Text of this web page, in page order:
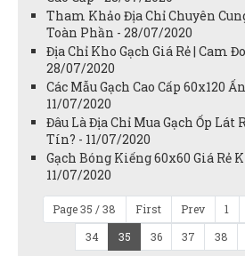
Tham Khảo Địa Chỉ Chuyên
Toàn Phần - 28/07/2020
Địa Chỉ Kho Gạch Giá Rẻ | Cam
28/07/2020
Các Mẫu Gạch Cao Cấp 60x120
11/07/2020
Đâu Là Địa Chỉ Mua Gạch Ốp Lát
Tín? - 11/07/2020
Gạch Bóng Kiếng 60x60 Giá Rẻ
11/07/2020
Page 35 / 38 First Prev 1
34
35 36 37 38